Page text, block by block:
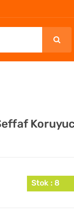
Stok : 8